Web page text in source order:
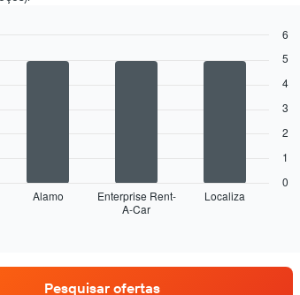
Alamo
Enterprise Rent-
A-Car
Localiza
0
1
2
3
4
5
6
Pesquisar ofertas